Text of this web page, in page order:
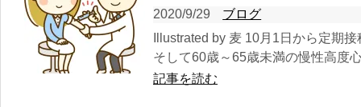
2020/9/29
ブログ
Illustrated by 麦 10月1日から定期
そして60歳～65歳未満の慢性高度
記事を読む